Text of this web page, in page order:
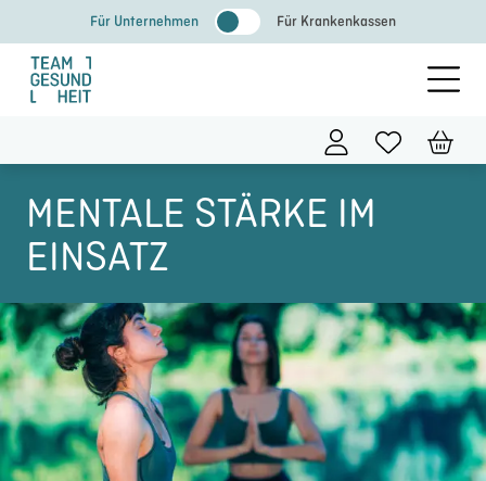
Inhalt
springen
Für Unternehmen Für Krankenkassen
MENTALE STÄRKE IM
EINSATZ